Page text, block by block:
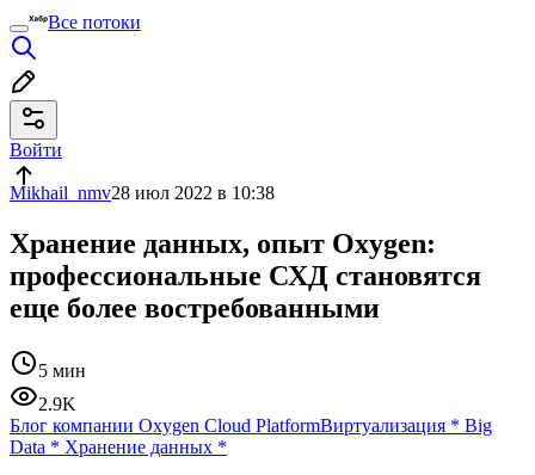
Все потоки
Войти
Mikhail_nmv28 июл 2022 в 10:38
Хранение данных, опыт Oxygen:
профессиональные СХД становятся
еще более востребованными
5 мин
2.9K
Блог компании Oxygen Cloud PlatformВиртуализация * Big
Data * Хранение данных *